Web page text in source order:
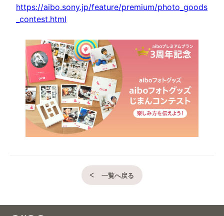
https://aibo.sony.jp/feature/premium/photo_goods
_contest.html
一覧へ戻る